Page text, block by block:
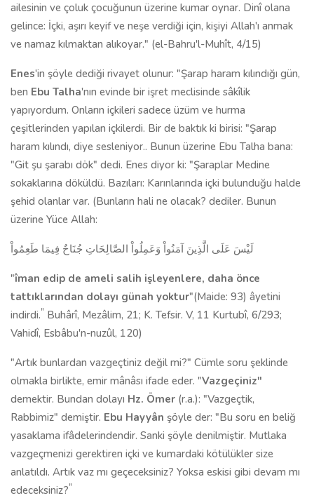
ailesinin ve çoluk çocuğunun üzerine kumar oynar. Dinî olana
gelince: İçki, aşırı keyif ve neşe verdiği için, kişiyi Allah'ı anmak
ve namaz kılmaktan alıkoyar." (el-Bahru'l-Muhît, 4/15)
Enes'in şöyle dediği rivayet olunur: "Şarap haram kılındığı gün,
ben Ebu Talha'nın evinde bir işret meclisinde sâkîlik
yapıyordum. Onların içki­leri sadece üzüm ve hurma
çeşitlerinden yapılan içkilerdi. Bir de baktık ki birisi: "Şarap
haram kılındı, diye sesleniyor.. Bunun üzerine Ebu Talha bana:
"Git şu şarabı dök" dedi. Enes diyor ki: "Şaraplar Medine
sokaklarına döküldü. Bazıları: Karınlarında içki bulunduğu halde
şehid olanlar var. (Bunların hali ne olacak? dediler. Bunun
üzerine Yüce Allah:
لَيْسَ عَلَى الَّذِينَ آمَنُواْ وَعَمِلُواْ الصَّالِحَاتِ جُنَاحٌ فِيمَا طَعِمُواْ
"îman edip de ameli salih işleyenlere, daha önce
tattıklarından dolayı günah yoktur"(Maide: 93) âyetini
indirdi." Buhârî, Mezâlim, 21; K. Tefsir. V, 11 Kurtubî, 6/293;
Vahidî, Esbâbu'n-nuzûl, 120)
"Artık bunlardan vazgeçtiniz değil mi?" Cümle soru şeklinde
olmakla birlikte, emir mânâsı ifade eder. "Vazgeçiniz"
demektir. Bundan dolayı Hz. Ömer (r.a.): "Vazgeçtik,
Rabbimiz" de­miştir. Ebu Hayyân şöyle der: "Bu soru en beliğ
yasaklama ifâdelerindendir. Sanki şöyle denilmiştir. Mutlaka
vazgeçmenizi gerektiren içki ve kumar­daki kötülükler size
anlatıldı. Artık vaz mı geçeceksiniz? Yoksa eskisi gibi devam mı
edeceksiniz?"